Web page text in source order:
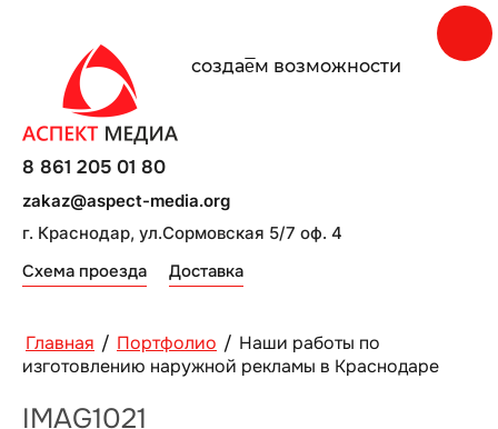
создаe̅м возможности
г. Краснодар, ул.Сормовская 5/7 оф. 4
Схема проезда Доставка
8 861 205 01 80
zakaz@aspect-media.org
Главная / Портфолио / Наши работы по
изготовлению наружной рекламы в Краснодаре
IMAG1021